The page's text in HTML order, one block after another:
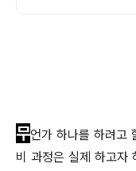
무언가 하나를 하려고
비 과정은 실제 하고자